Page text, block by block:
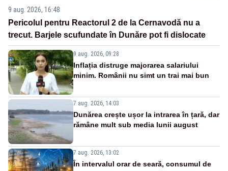
9 aug. 2026, 16:48
Pericolul pentru Reactorul 2 de la Cernavodă nu a
trecut. Barjele scufundate în Dunăre pot fi dislocate
9 aug. 2026, 09:28
Inflația distruge majorarea salariului
minim. Românii nu simt un trai mai bun
7 aug. 2026, 14:03
Dunărea crește ușor la intrarea în țară, dar
rămâne mult sub media lunii august
7 aug. 2026, 13:02
În intervalul orar de seară, consumul de